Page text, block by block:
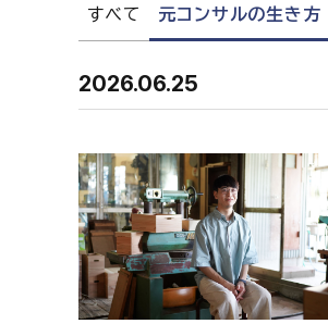
すべて 元コンサルの生き方
2026.06.25